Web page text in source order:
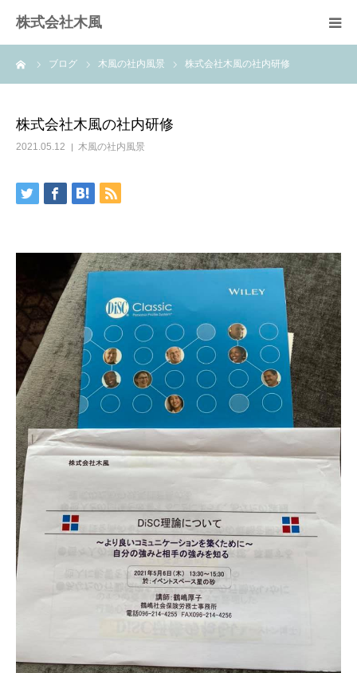
株式会社木風
ブログ 木風の社内風景 株式会社木風の社内研修
株式会社木風の社内研修
2021.05.12 木風の社内風景
業務案内
お問い合せ